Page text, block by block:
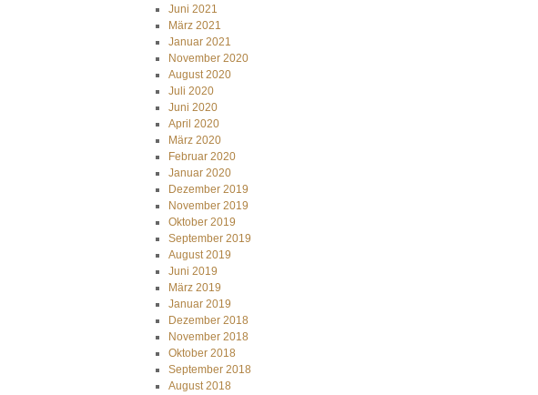
Juni 2021
März 2021
Januar 2021
November 2020
August 2020
Juli 2020
Juni 2020
April 2020
März 2020
Februar 2020
Januar 2020
Dezember 2019
November 2019
Oktober 2019
September 2019
August 2019
Juni 2019
März 2019
Januar 2019
Dezember 2018
November 2018
Oktober 2018
September 2018
August 2018